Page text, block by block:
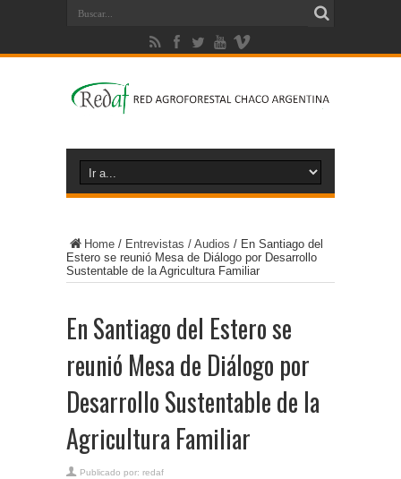
Home / Entrevistas / Audios / En Santiago del
Estero se reunió Mesa de Diálogo por Desarrollo
Sustentable de la Agricultura Familiar
En Santiago del Estero se
reunió Mesa de Diálogo por
Desarrollo Sustentable de la
Agricultura Familiar
Publicado por: redaf